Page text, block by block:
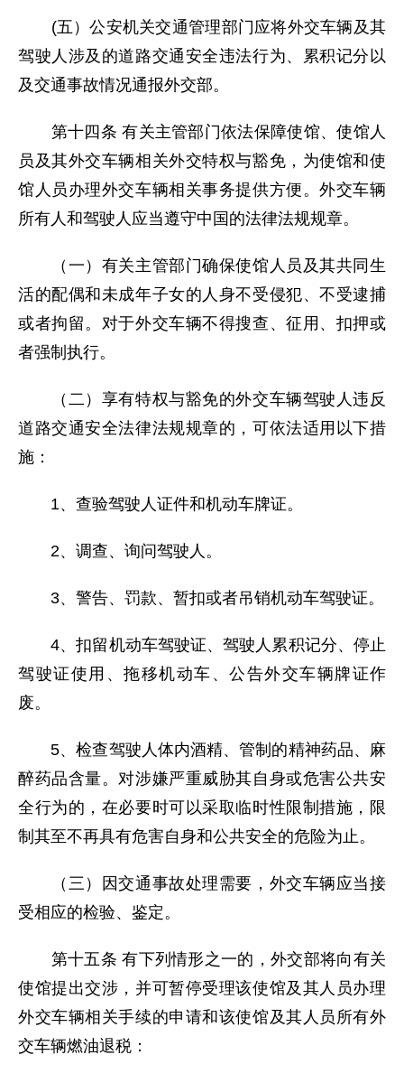
(五）公安机关交通管理部门应将外交车辆及其
驾驶人涉及的道路交通安全违法行为、累积记分以
及交通事故情况通报外交部。
第十四条 有关主管部门依法保障使馆、使馆人
员及其外交车辆相关外交特权与豁免，为使馆和使
馆人员办理外交车辆相关事务提供方便。外交车辆
所有人和驾驶人应当遵守中国的法律法规规章。
（一）有关主管部门确保使馆人员及其共同生
活的配偶和未成年子女的人身不受侵犯、不受逮捕
或者拘留。对于外交车辆不得搜查、征用、扣押或
者强制执行。
（二）享有特权与豁免的外交车辆驾驶人违反
道路交通安全法律法规规章的，可依法适用以下措
施：
1、查验驾驶人证件和机动车牌证。
2、调查、询问驾驶人。
3、警告、罚款、暂扣或者吊销机动车驾驶证。
4、扣留机动车驾驶证、驾驶人累积记分、停止
驾驶证使用、拖移机动车、公告外交车辆牌证作
废。
5、检查驾驶人体内酒精、管制的精神药品、麻
醉药品含量。对涉嫌严重威胁其自身或危害公共安
全行为的，在必要时可以采取临时性限制措施，限
制其至不再具有危害自身和公共安全的危险为止。
（三）因交通事故处理需要，外交车辆应当接
受相应的检验、鉴定。
第十五条 有下列情形之一的，外交部将向有关
使馆提出交涉，并可暂停受理该使馆及其人员办理
外交车辆相关手续的申请和该使馆及其人员所有外
交车辆燃油退税：